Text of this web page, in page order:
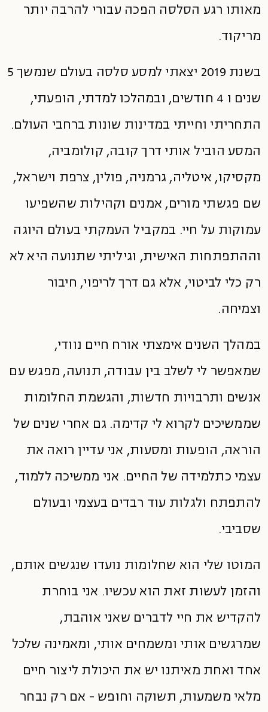
מאותו רגע הסלסה הפכה עבורי להרבה יותר
מריקוד.
בשנת 2019 יצאתי למסע סלסה בעולם שנמשך 5
שנים ו 4 חודשים, ובמהלכו למדתי, הופעתי,
התחריתי וחייתי במדינות שונות ברחבי העולם.
המסע הוביל אותי דרך קובה, קולומביה,
מקסיקו, איטליה, גרמניה, פולין, צרפת וישראל,
שם פגשתי מורים, אמנים וקהילות שהשפיעו
עמוקות על חיי. במקביל העמקתי בעולם היוגה
וההתפתחות האישית, וגיליתי שתנועה היא לא
רק כלי לביטוי, אלא גם דרך לריפוי, חיבור
וצמיחה.
במהלך השנים אימצתי אורח חיים נוודי,
שמאפשר לי לשלב בין עבודה, תנועה, מפגש עם
אנשים ותרבויות חדשות, והגשמת החלומות
שממשיכים לקרוא לי קדימה. גם אחרי שנים של
הוראה, הופעות ומסעות, אני עדיין רואה את
עצמי כתלמידה של החיים. אני ממשיכה ללמוד,
להתפתח ולגלות עוד רבדים בעצמי ובעולם
שסביבי.
המוטו שלי הוא שחלומות נועדו שנגשים אותם,
והזמן לעשות זאת הוא עכשיו. אני בוחרת
להקדיש את חיי לדברים שאני אוהבת,
שמרגשים אותי ומשמחים אותי, ומאמינה שלכל
אחד ואחת מאיתנו יש את היכולת ליצור חיים
מלאי משמעות, תשוקה וחופש - אם רק נבחר